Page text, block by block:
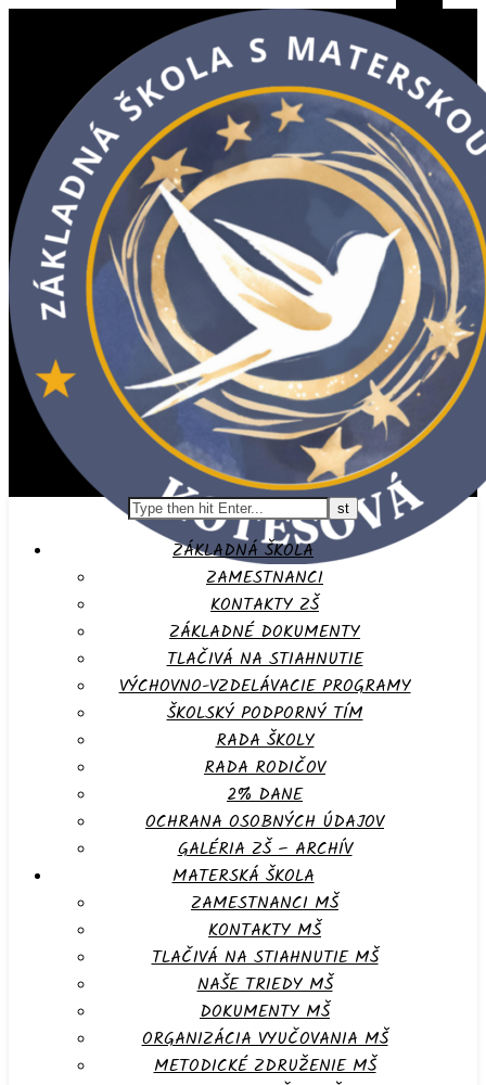
ZÁKLADNÁ ŠKOLA
ZAMESTNANCI
KONTAKTY ZŠ
ZÁKLADNÉ DOKUMENTY
TLAČIVÁ NA STIAHNUTIE
VÝCHOVNO-VZDELÁVACIE PROGRAMY
ŠKOLSKÝ PODPORNÝ TÍM
RADA ŠKOLY
RADA RODIČOV
2% DANE
OCHRANA OSOBNÝCH ÚDAJOV
GALÉRIA ZŠ – ARCHÍV
MATERSKÁ ŠKOLA
ZAMESTNANCI MŠ
KONTAKTY MŠ
TLAČIVÁ NA STIAHNUTIE MŠ
NAŠE TRIEDY MŠ
DOKUMENTY MŠ
ORGANIZÁCIA VYUČOVANIA MŠ
METODICKÉ ZDRUŽENIE MŠ